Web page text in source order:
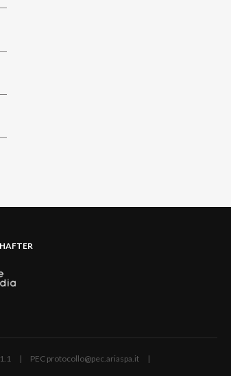
| PEC protocollo@pec.ariaspa.it |